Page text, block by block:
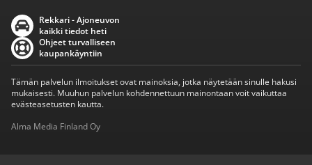
Rekkari - Ajoneuvon
kaikki tiedot heti
Ohjeet turvalliseen
kaupankäyntiin
Tämän palvelun ilmoitukset ovat mainoksia, jotka näytetään sinulle hakusi
mukaisesti. Muuhun palvelun kohdennettuun mainontaan voit vaikuttaa
evästeasetusten kautta.
Alma Media Finland Oy